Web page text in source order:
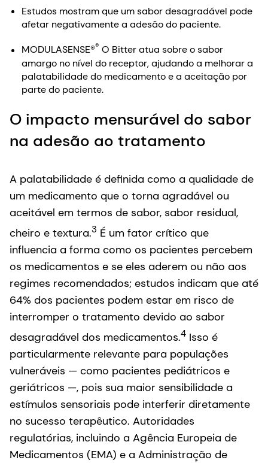
Estudos mostram que um sabor desagradável pode
afetar negativamente a adesão do paciente.
MODULASENSE®® O Bitter atua sobre o sabor
amargo no nível do receptor, ajudando a melhorar a
palatabilidade do medicamento e a aceitação por
parte do paciente.
O impacto mensurável do sabor
na adesão ao tratamento
A palatabilidade é definida como a qualidade de
um medicamento que o torna agradável ou
aceitável em termos de sabor, sabor residual,
cheiro e textura.3 É um fator crítico que
influencia a forma como os pacientes percebem
os medicamentos e se eles aderem ou não aos
regimes recomendados; estudos indicam que até
64% dos pacientes podem estar em risco de
interromper o tratamento devido ao sabor
desagradável dos medicamentos.4 Isso é
particularmente relevante para populações
vulneráveis — como pacientes pediátricos e
geriátricos —, pois sua maior sensibilidade a
estímulos sensoriais pode interferir diretamente
no sucesso terapêutico. Autoridades
regulatórias, incluindo a Agência Europeia de
Medicamentos (EMA) e a Administração de